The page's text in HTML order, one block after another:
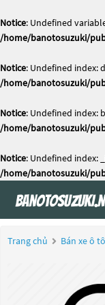
Notice: Undefined
/home/banotosuzuki/
Notice: Undefined index:
/home/banotosuzuki/
Notice: Undefined index:
/home/banotosuzuki/
Notice: Undefined index:
/home/banotosuzuki/
Trang chủ Bán xe ô